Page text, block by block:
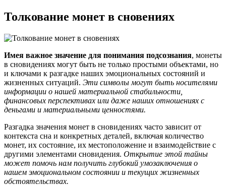
Толкование монет в сновениях
Имея важное значение для понимания подсознания, монеты
в сновидениях могут быть не только простыми объектами, но
и ключами к разгадке наших эмоциональных состояний и
жизненных ситуаций. Эти символы могут быть носителями
информации о нашей материальной стабильности,
финансовых перспективах или даже наших отношениях с
деньгами и материальными ценностями.
Разгадка значения монет в сновидениях часто зависит от
контекста сна и конкретных деталей, включая количество
монет, их состояние, их местоположение и взаимодействие с
другими элементами сновидения. Открытие этой тайны
может помочь нам получить глубокий умозаключения о
нашем эмоциональном состоянии и текущих жизненных
обстоятельствах.